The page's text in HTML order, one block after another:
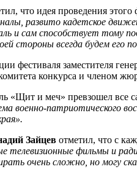
что идея проведения
развито кадетское
и сам способствует тому
стороны всегда будем
фестиваля заместителя
конкурса и членом
«Щит и меч» превзошел все
военно-патриотического
Зайцев отметил, что с
фильмы и
очень сложно, но могу